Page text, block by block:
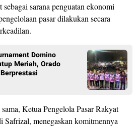
sebagai sarana penguatan ekonomi
pasar dilakukan secara
Domino
Meriah, Orado
Ketua Pengelola Pasar Rakyat
menegaskan komitmennya